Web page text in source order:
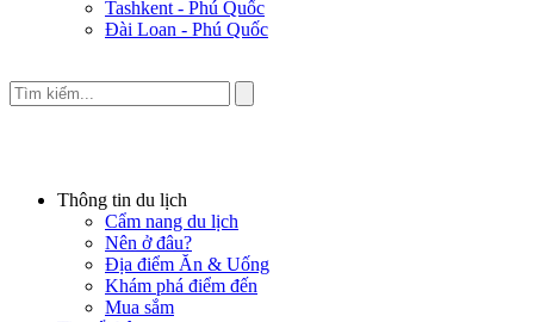
Tashkent - Phú Quốc
Đài Loan - Phú Quốc
Thông tin du lịch
Cẩm nang du lịch
Nên ở đâu?
Địa điểm Ăn & Uống
Khám phá điểm đến
Mua sắm